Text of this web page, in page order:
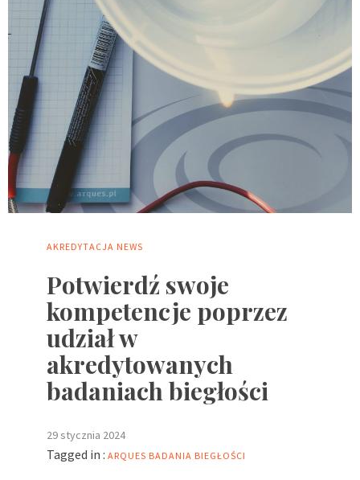
AKREDYTACJA NEWS
Potwierdź swoje
kompetencje poprzez
udział w
akredytowanych
badaniach biegłości
29 stycznia 2024
Tagged in : ARQUES BADANIA BIEGŁOŚCI